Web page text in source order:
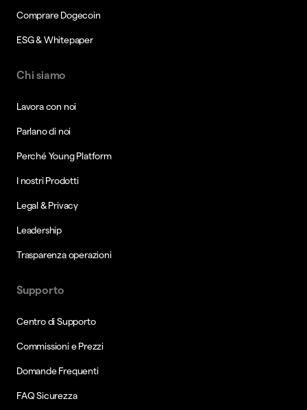
Comprare Dogecoin
ESG & Whitepaper
Chi siamo
Lavora con noi
Parlano di noi
Perché Young Platform
I nostri Prodotti
Legal & Privacy
Leadership
Trasparenza operazioni
Supporto
Centro di Supporto
Commissioni e Prezzi
Domande Frequenti
FAQ Sicurezza